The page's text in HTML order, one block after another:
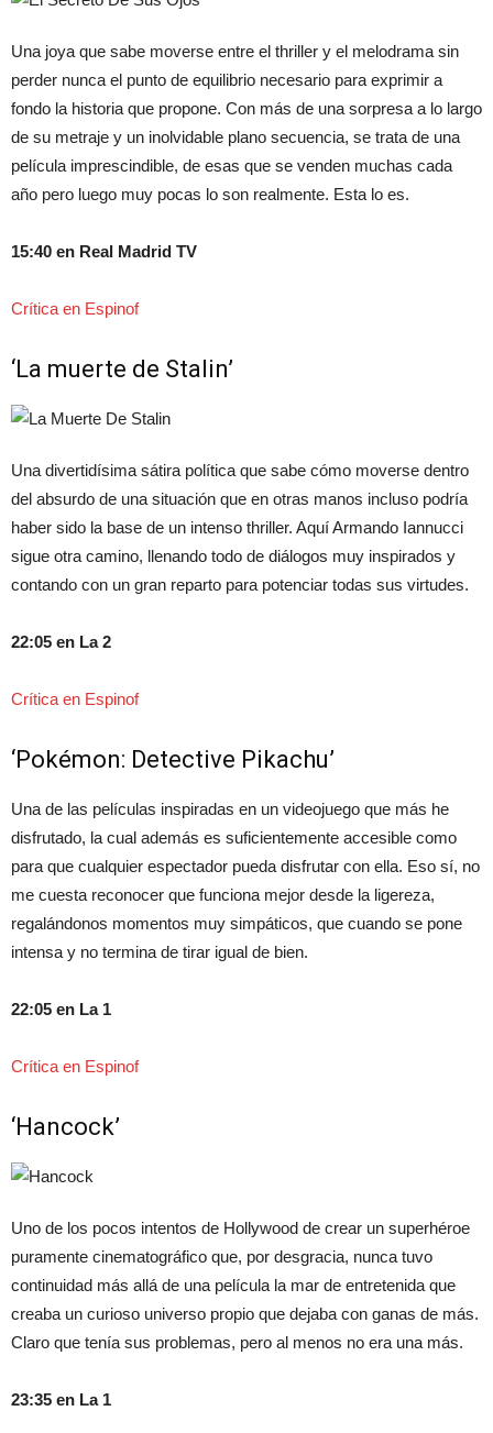
Una joya que sabe moverse entre el thriller y el melodrama sin
perder nunca el punto de equilibrio necesario para exprimir a
fondo la historia que propone. Con más de una sorpresa a lo largo
de su metraje y un inolvidable plano secuencia, se trata de una
película imprescindible, de esas que se venden muchas cada
año pero luego muy pocas lo son realmente. Esta lo es.
15:40 en Real Madrid TV
Crítica en Espinof
‘La muerte de Stalin’
Una divertidísima sátira política que sabe cómo moverse dentro
del absurdo de una situación que en otras manos incluso podría
haber sido la base de un intenso thriller. Aquí Armando Iannucci
sigue otra camino, llenando todo de diálogos muy inspirados y
contando con un gran reparto para potenciar todas sus virtudes.
22:05 en La 2
Crítica en Espinof
‘Pokémon: Detective Pikachu’
Una de las películas inspiradas en un videojuego que más he
disfrutado, la cual además es suficientemente accesible como
para que cualquier espectador pueda disfrutar con ella. Eso sí, no
me cuesta reconocer que funciona mejor desde la ligereza,
regalándonos momentos muy simpáticos, que cuando se pone
intensa y no termina de tirar igual de bien.
22:05 en La 1
Crítica en Espinof
‘Hancock’
Uno de los pocos intentos de Hollywood de crear un superhéroe
puramente cinematográfico que, por desgracia, nunca tuvo
continuidad más allá de una película la mar de entretenida que
creaba un curioso universo propio que dejaba con ganas de más.
Claro que tenía sus problemas, pero al menos no era una más.
23:35 en La 1